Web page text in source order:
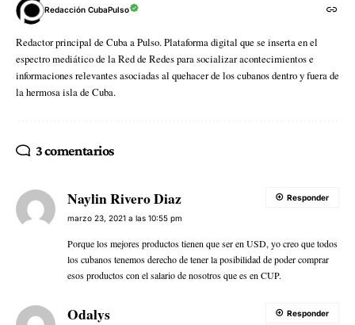
Redacción CubaPulso
Redactor principal de Cuba a Pulso. Plataforma digital que se inserta en el
espectro mediático de la Red de Redes para socializar acontecimientos e
informaciones relevantes asociadas al quehacer de los cubanos dentro y fuera de
la hermosa isla de Cuba.
3 comentarios
Naylin Rivero Diaz
marzo 23, 2021 a las 10:55 pm
Porque los mejores productos tienen que ser en USD, yo creo que todos
los cubanos tenemos derecho de tener la posibilidad de poder comprar
esos productos con el salario de nosotros que es en CUP.
Responder
Odalys Responder